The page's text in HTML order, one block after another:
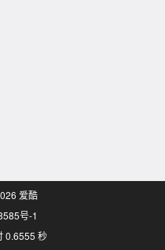
爱酷
号-1
0.6555 秒